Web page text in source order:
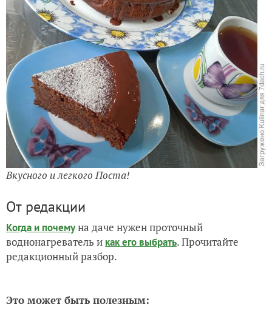
Вкусного и легкого Поста!
От редакции
Когда и почемуна даче нужен проточный
воднонагреватель и как его выбрать. Прочитайте
редакционный разбор.
Это может быть полезным: